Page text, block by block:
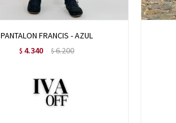
PANTALON FRANCIS - AZUL
$ 4.340 $6.200